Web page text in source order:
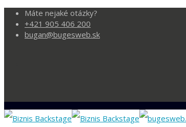
Máte nejaké otázky?
+421 905 406 200
bugan@bugesweb.sk